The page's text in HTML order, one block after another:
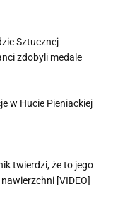
Sztucznej
zdobyli medale
w Hucie Pieniackiej
twierdzi, że to jego
[VIDEO]